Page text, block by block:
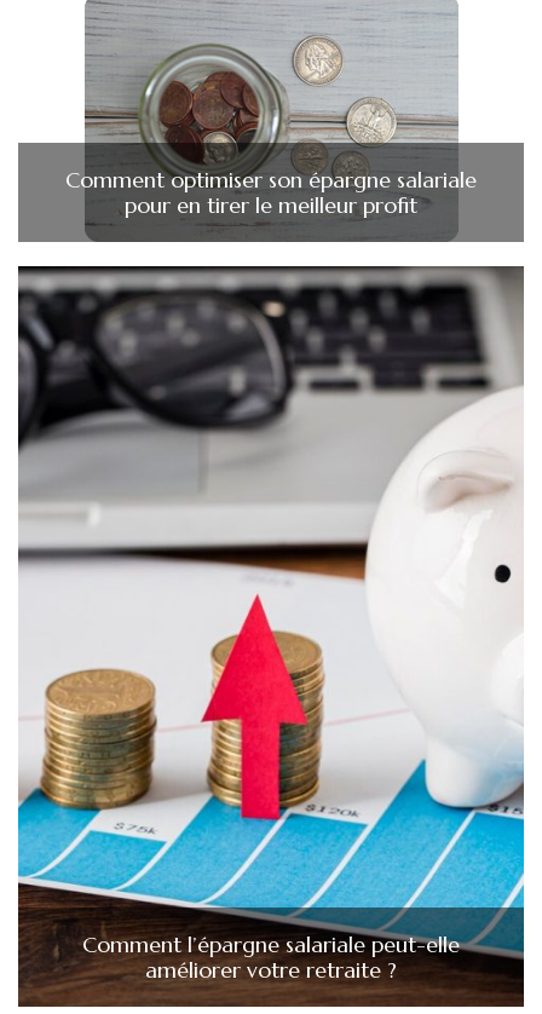
Comment optimiser son épargne salariale
pour en tirer le meilleur profit
Comment l’épargne salariale peut-elle
améliorer votre retraite ?